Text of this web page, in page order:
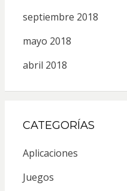
septiembre 2018
mayo 2018
abril 2018
CATEGORÍAS
Aplicaciones
Juegos